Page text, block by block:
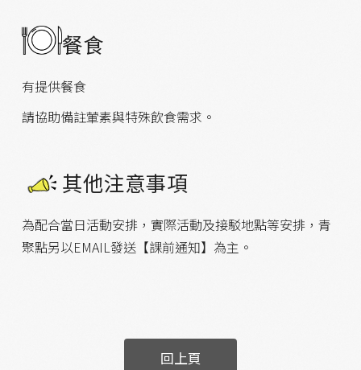
餐食
有提供餐食
請協助備註葷素與特殊飲食需求。
其他注意事項
為配合當日活動安排，實際活動及接駁地點等安排，青
聚點另以EMAIL發送【課前通知】為主。
回上頁